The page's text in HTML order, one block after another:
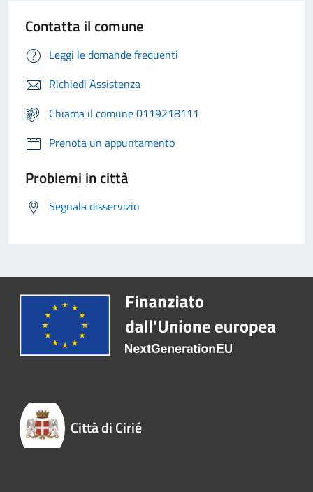
Contatta il comune
Leggi le domande frequenti
Richiedi Assistenza
Chiama il comune 0119218111
Prenota un appuntamento
Problemi in città
Segnala disservizio
Città di Cirié